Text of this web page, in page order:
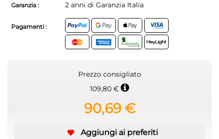
Garanzia : 2 anni di Garanzia Italia
Pagamenti :
Prezzo consigliato
109,80 €
90,69 €
Aggiungi ai preferiti